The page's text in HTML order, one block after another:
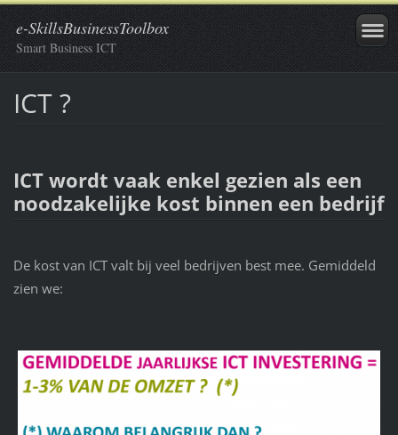
e-SkillsBusinessToolbox
Smart Business ICT
ICT ?
ICT wordt vaak enkel gezien als een
noodzakelijke kost binnen een bedrijf
De kost van ICT valt bij veel bedrijven best mee. Gemiddeld
zien we: